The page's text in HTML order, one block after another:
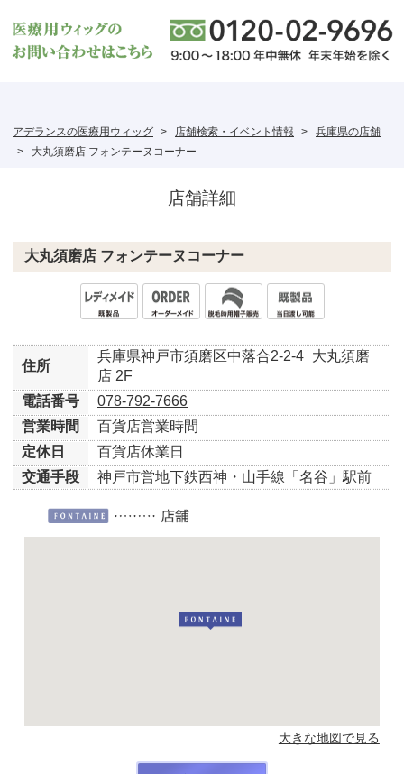
アデランスの医療用ウィッグ 店舗検索・イベント情報
兵庫県の店舗
大丸須磨店 フォンテーヌコーナー
店舗詳細
大丸須磨店 フォンテーヌコーナー
住所
兵庫県神戸市須磨区中落合2-2-4 大丸須磨
店 2F
電話番号
078-792-7666
営業時間
百貨店営業時間
定休日
百貨店休業日
交通手段
神戸市営地下鉄西神・山手線「名谷」駅前
大きな地図で見る